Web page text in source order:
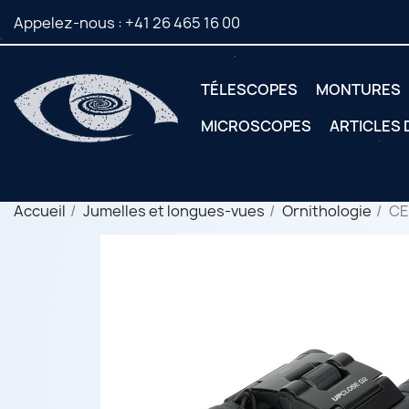
Appelez-nous : +41 26 465 16 00
TÉLESCOPES
MONTURES
MICROSCOPES
ARTICLES
Accueil Jumelles et longues-vues Ornithologie